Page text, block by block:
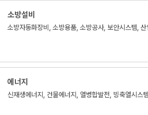
소방설비
소방자동화장비, 소방용품, 소방공사, 보안시스템, 산
에너지
신재생에너지, 건물에너지, 열병합발전, 빙축열시스